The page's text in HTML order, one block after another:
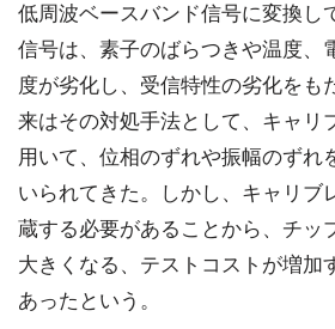
低周波ベースバンド信号に変換し
信号は、素子のばらつきや温度、
度が劣化し、受信特性の劣化をも
来はその対処手法として、キャリ
用いて、位相のずれや振幅のずれ
いられてきた。しかし、キャリブ
蔵する必要があることから、チッ
大きくなる、テストコストが増加
あったという。